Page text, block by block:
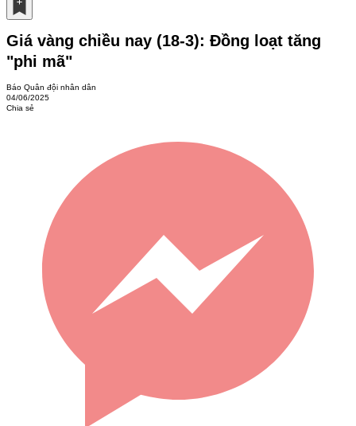
Giá vàng chiều nay (18-3): Đồng loạt tăng
"phi mã"
Báo Quân đội nhân dân
04/06/2025
Chia sẻ